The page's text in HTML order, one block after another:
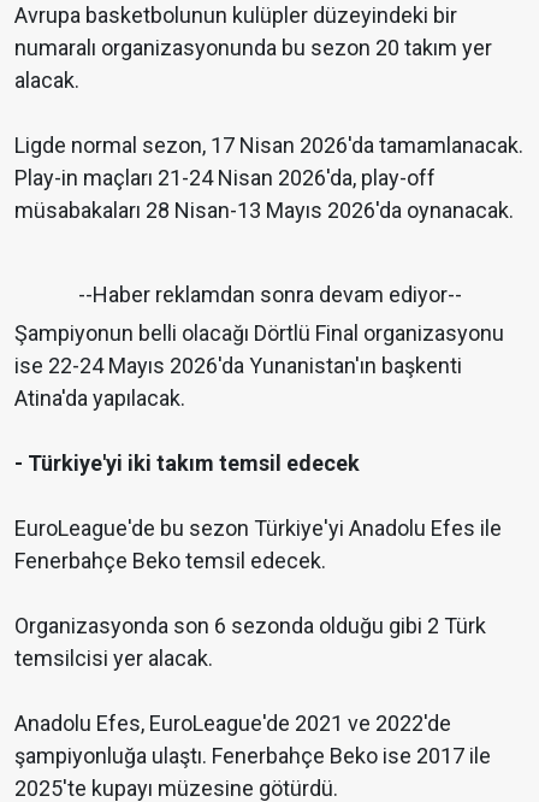
Avrupa basketbolunun kulüpler düzeyindeki bir
numaralı organizasyonunda bu sezon 20 takım yer
alacak.
Ligde normal sezon, 17 Nisan 2026'da tamamlanacak.
Play-in maçları 21-24 Nisan 2026'da, play-off
müsabakaları 28 Nisan-13 Mayıs 2026'da oynanacak.
--Haber reklamdan sonra devam ediyor--
Şampiyonun belli olacağı Dörtlü Final organizasyonu
ise 22-24 Mayıs 2026'da Yunanistan'ın başkenti
Atina'da yapılacak.
- Türkiye'yi iki takım temsil edecek
EuroLeague'de bu sezon Türkiye'yi Anadolu Efes ile
Fenerbahçe Beko temsil edecek.
Organizasyonda son 6 sezonda olduğu gibi 2 Türk
temsilcisi yer alacak.
Anadolu Efes, EuroLeague'de 2021 ve 2022'de
şampiyonluğa ulaştı. Fenerbahçe Beko ise 2017 ile
2025'te kupayı müzesine götürdü.